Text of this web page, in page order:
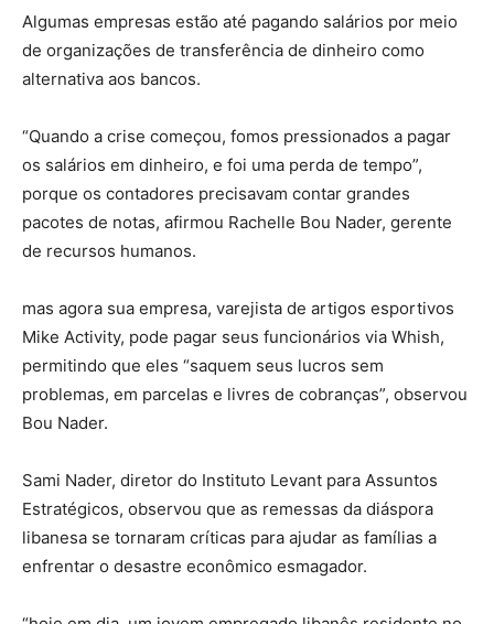
Algumas empresas estão até pagando salários por meio
de organizações de transferência de dinheiro como
alternativa aos bancos.
“Quando a crise começou, fomos pressionados a pagar
os salários em dinheiro, e foi uma perda de tempo”,
porque os contadores precisavam contar grandes
pacotes de notas, afirmou Rachelle Bou Nader, gerente
de recursos humanos.
mas agora sua empresa, varejista de artigos esportivos
Mike Activity, pode pagar seus funcionários via Whish,
permitindo que eles “saquem seus lucros sem
problemas, em parcelas e livres de cobranças”, observou
Bou Nader.
Sami Nader, diretor do Instituto Levant para Assuntos
Estratégicos, observou que as remessas da diáspora
libanesa se tornaram críticas para ajudar as famílias a
enfrentar o desastre econômico esmagador.